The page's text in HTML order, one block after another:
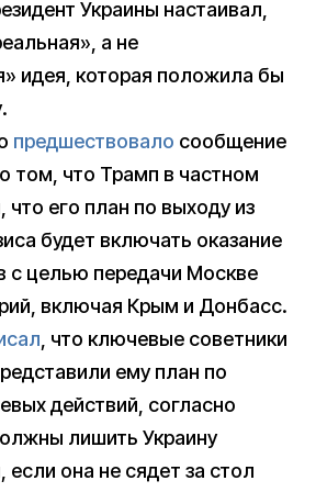
Украины настаивал,
а не
идея, которая положила бы
предшествовало сообщение
том, что Трамп в частном
что его план по выходу из
будет включать оказание
с целью передачи Москве
включая Крым и Донбасс.
, что ключевые советники
ему план по
действий, согласно
лишить Украину
она не сядет за стол